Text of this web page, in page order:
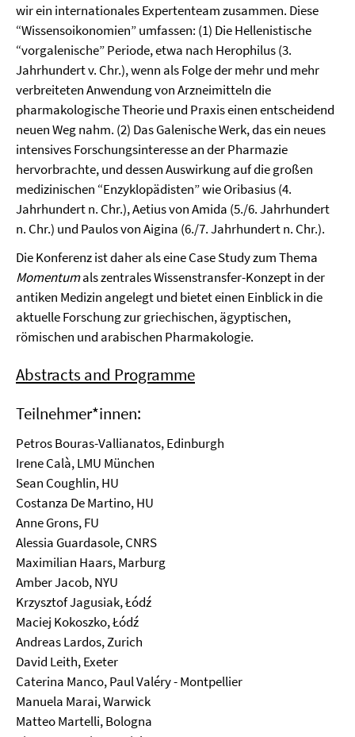
wir ein internationales Expertenteam zusammen. Diese
“Wissensoikonomien” umfassen: (1) Die Hellenistische
“vorgalenische” Periode, etwa nach Herophilus (3.
Jahrhundert v. Chr.), wenn als Folge der mehr und mehr
verbreiteten Anwendung von Arzneimitteln die
pharmakologische Theorie und Praxis einen entscheidend
neuen Weg nahm. (2) Das Galenische Werk, das ein neues
intensives Forschungsinteresse an der Pharmazie
hervorbrachte, und dessen Auswirkung auf die großen
medizinischen “Enzyklopädisten” wie Oribasius (4.
Jahrhundert n. Chr.), Aetius von Amida (5./6. Jahrhundert
n. Chr.) und Paulos von Aigina (6./7. Jahrhundert n. Chr.).
Die Konferenz ist daher als eine Case Study zum Thema
Momentumals zentrales Wissenstransfer-Konzept in der
antiken Medizin angelegt und bietet einen Einblick in die
aktuelle Forschung zur griechischen, ägyptischen,
römischen und arabischen Pharmakologie.
Abstracts and Programme
Teilnehmer*innen:
Petros Bouras-Vallianatos, Edinburgh
Irene Calà, LMU München
Sean Coughlin, HU
Costanza De Martino, HU
Anne Grons, FU
Alessia Guardasole, CNRS
Maximilian Haars, Marburg
Amber Jacob, NYU
Krzysztof Jagusiak, Łódź
Maciej Kokoszko, Łódź
Andreas Lardos, Zurich
David Leith, Exeter
Caterina Manco, Paul Valéry - Montpellier
Manuela Marai, Warwick
Matteo Martelli, Bologna